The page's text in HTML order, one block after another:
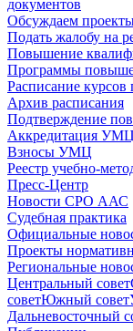
документов
Обсуждаем
Подать жалобу на
Повышение
Программы
Расписание
Архив расписания
Подтверждение
Аккредитация УМЦ
Взносы УМЦ
Реестр учебно-
Пресс-Центр
Новости СРО ААС
Судебная практика
Официальные
Проекты
Региональные
Центральный совет
советЮжный совет
Дальневосточный